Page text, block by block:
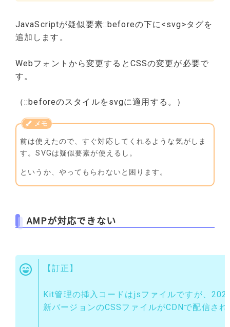
JavaScriptが疑似要素::beforeの下に<svg>タグを
追加します。
Webフォントから変更するとCSSの変更が必要で
す。
（::beforeのスタイルをsvgに適用する。）
前は使えたので、すぐ対応してくれるような気がしま
す。SVGは疑似要素が使えるし。
というか、やってもらわないと困ります。
AMPが対応できない
【訂正】
Kit管理の挿入コードはjsファイルですが、
新バージョンのCSSファイルがCDNで配信さ